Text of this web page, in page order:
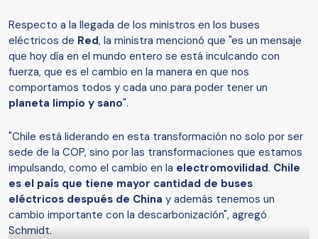
Respecto a la llegada de los ministros en los buses
eléctricos de Red, la ministra mencionó que "es un mensaje
que hoy día en el mundo entero se está inculcando con
fuerza, que es el cambio en la manera en que nos
comportamos todos y cada uno para poder tener un
planeta limpio y sano".
"Chile está liderando en esta transformación no solo por ser
sede de la COP, sino por las transformaciones que estamos
impulsando, como el cambio en la electromovilidad. Chile
es el país que tiene mayor cantidad de buses
eléctricos después de China y además tenemos un
cambio importante con la descarbonización", agregó
Schmidt.